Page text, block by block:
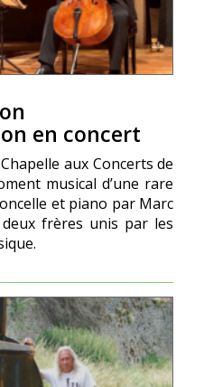
en concert
aux Concerts de
musical d’une rare
et piano par Marc
frères unis par les